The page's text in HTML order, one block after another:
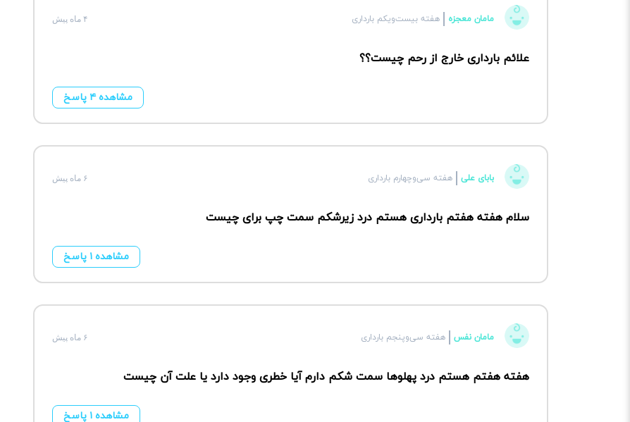
مامان معجزه هفته بیست‌ویکم بارداری ۴ ماه پیش
علائم بارداری خارج از رحم چیست؟؟
مشاهده ۴ پاسخ
بابای علی هفته سی‌وچهارم بارداری ۶ ماه پیش
سلام هفته هفتم بارداری هستم درد زیرشکم سمت چپ برای چیست
مشاهده ۱ پاسخ
مامان نفس هفته سی‌وپنجم بارداری ۶ ماه پیش
هفته هفتم هستم درد پهلوها سمت شکم دارم آیا خطری وجود دارد یا علت آن چیست
مشاهده ۱ پاسخ